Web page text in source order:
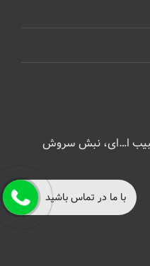
ا…ای، نبش سروش
با ما در تماس باشید